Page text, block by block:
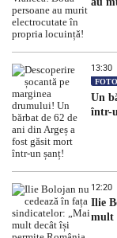
13:30
FOTO
Un
într-
12:20
Ilie
mult